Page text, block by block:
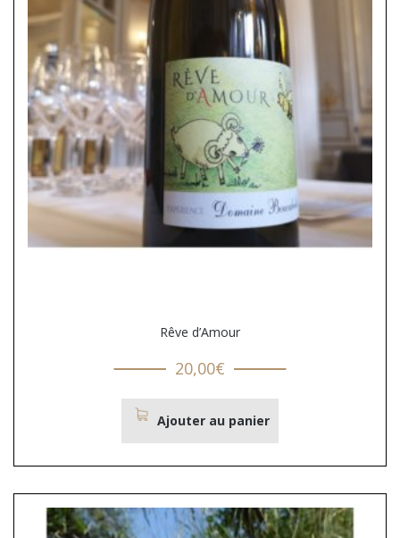
Rêve d’Amour
20,00€
Ajouter au panier